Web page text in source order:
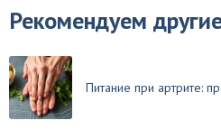
Рекомендуем
Питание при артрите: